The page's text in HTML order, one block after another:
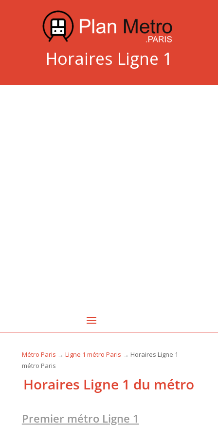
Horaires Ligne 1
Métro Paris → Ligne 1 métro Paris → Horaires Ligne 1
métro Paris
Horaires Ligne 1 du métro
Premier métro Ligne 1